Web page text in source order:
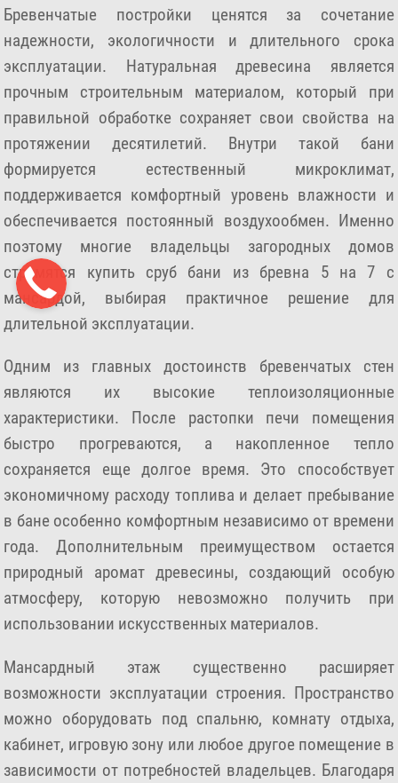
Бревенчатые постройки ценятся за сочетание
надежности, экологичности и длительного срока
эксплуатации. Натуральная древесина является
прочным строительным материалом, который при
правильной обработке сохраняет свои свойства на
протяжении десятилетий. Внутри такой бани
формируется естественный микроклимат,
поддерживается комфортный уровень влажности и
обеспечивается постоянный воздухообмен. Именно
поэтому многие владельцы загородных домов
стремятся купить сруб бани из бревна 5 на 7 с
мансардой, выбирая практичное решение для
длительной эксплуатации.
Одним из главных достоинств бревенчатых стен
являются их высокие теплоизоляционные
характеристики. После растопки печи помещения
быстро прогреваются, а накопленное тепло
сохраняется еще долгое время. Это способствует
экономичному расходу топлива и делает пребывание
в бане особенно комфортным независимо от времени
года. Дополнительным преимуществом остается
природный аромат древесины, создающий особую
атмосферу, которую невозможно получить при
использовании искусственных материалов.
Мансардный этаж существенно расширяет
возможности эксплуатации строения. Пространство
можно оборудовать под спальню, комнату отдыха,
кабинет, игровую зону или любое другое помещение в
зависимости от потребностей владельцев. Благодаря